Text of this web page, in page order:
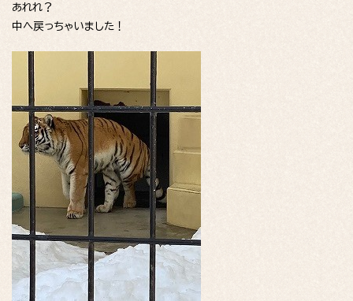
あれれ？
中へ戻っちゃいました！